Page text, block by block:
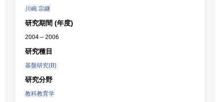
川嶋 宗継
研究期間 (年度)
2004 – 2006
研究種目
基盤研究(B)
研究分野
教科教育学